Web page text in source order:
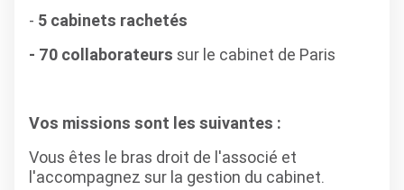
- 5 cabinets rachetés
- 70 collaborateurs sur le cabinet de Paris
Vos missions sont les suivantes :
Vous êtes le bras droit de l'associé et
l'accompagnez sur la gestion du cabinet.